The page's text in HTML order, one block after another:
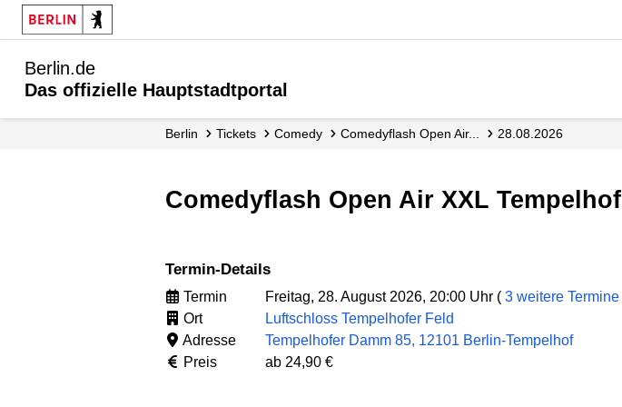
Berlin.de
Das offizielle Hauptstadtportal
Berlin Tickets Comedy Comedyflash Open Air... 28.08.2026
Comedyflash Open Air XXL Tempelhof
Termin-Details
Termin Freitag, 28. August 2026, 20:00 Uhr ( 3 weitere Termine
Ort
Luftschloss Tempelhofer Feld
Adresse
Tempelhofer Damm 85, 12101 Berlin-Tempelhof
Preis
ab 24,90 €